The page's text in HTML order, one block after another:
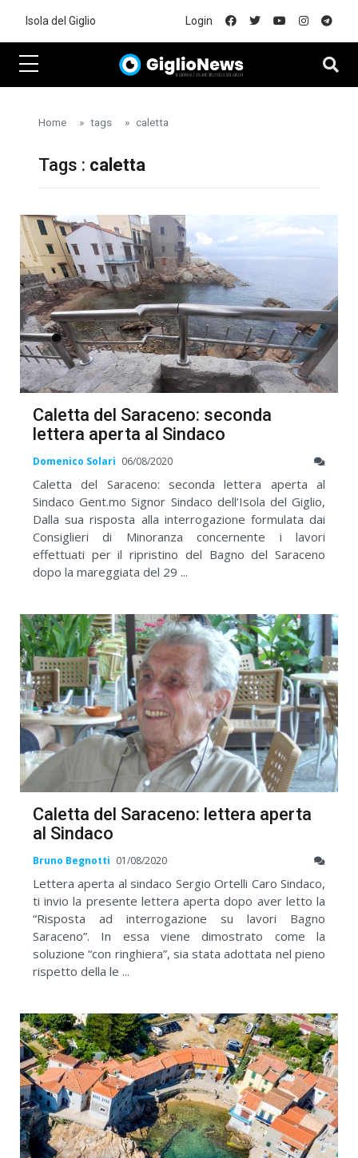
Isola del Giglio Login
Home tags caletta
Tags : caletta
Caletta del Saraceno: seconda
lettera aperta al Sindaco
Domenico Solari 06/08/2020
Caletta del Saraceno: seconda lettera aperta al
Sindaco Gent.mo Signor Sindaco dell’Isola del Giglio,
Dalla sua risposta alla interrogazione formulata dai
Consiglieri di Minoranza concernente i lavori
effettuati per il ripristino del Bagno del Saraceno
dopo la mareggiata del 29 ...
Caletta del Saraceno: lettera aperta
al Sindaco
Bruno Begnotti 01/08/2020
Lettera aperta al sindaco Sergio Ortelli Caro Sindaco,
ti invio la presente lettera aperta dopo aver letto la
“Risposta ad interrogazione su lavori Bagno
Saraceno”. In essa viene dimostrato come la
soluzione “con ringhiera”, sia stata adottata nel pieno
rispetto della le ...